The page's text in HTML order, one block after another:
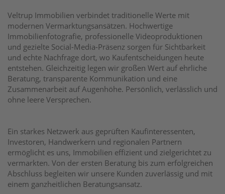
Veltrup Immobilien verbindet traditionelle Werte mit
modernen Vermarktungsansätzen. Hochwertige
Immobilienfotografie, professionelle Videoproduktionen
und gezielte Social-Media-Präsenz sorgen für Sichtbarkeit
und echte Nachfrage dort, wo Kaufentscheidungen heute
entstehen. Gleichzeitig legen wir großen Wert auf ehrliche
Beratung, transparente Kommunikation und eine
Zusammenarbeit auf Augenhöhe. Persönlich, verlässlich und
ohne leere Versprechen.
Ein starkes Netzwerk aus geprüften Kaufinteressenten,
Investoren, Handwerkern und regionalen Partnern
ermöglicht es uns, Immobilien effizient und zielgerichtet zu
vermarkten. Von der ersten Beratung bis zum erfolgreichen
Abschluss begleiten wir unsere Kunden zuverlässig und mit
einem ganzheitlichen Beratungsansatz.